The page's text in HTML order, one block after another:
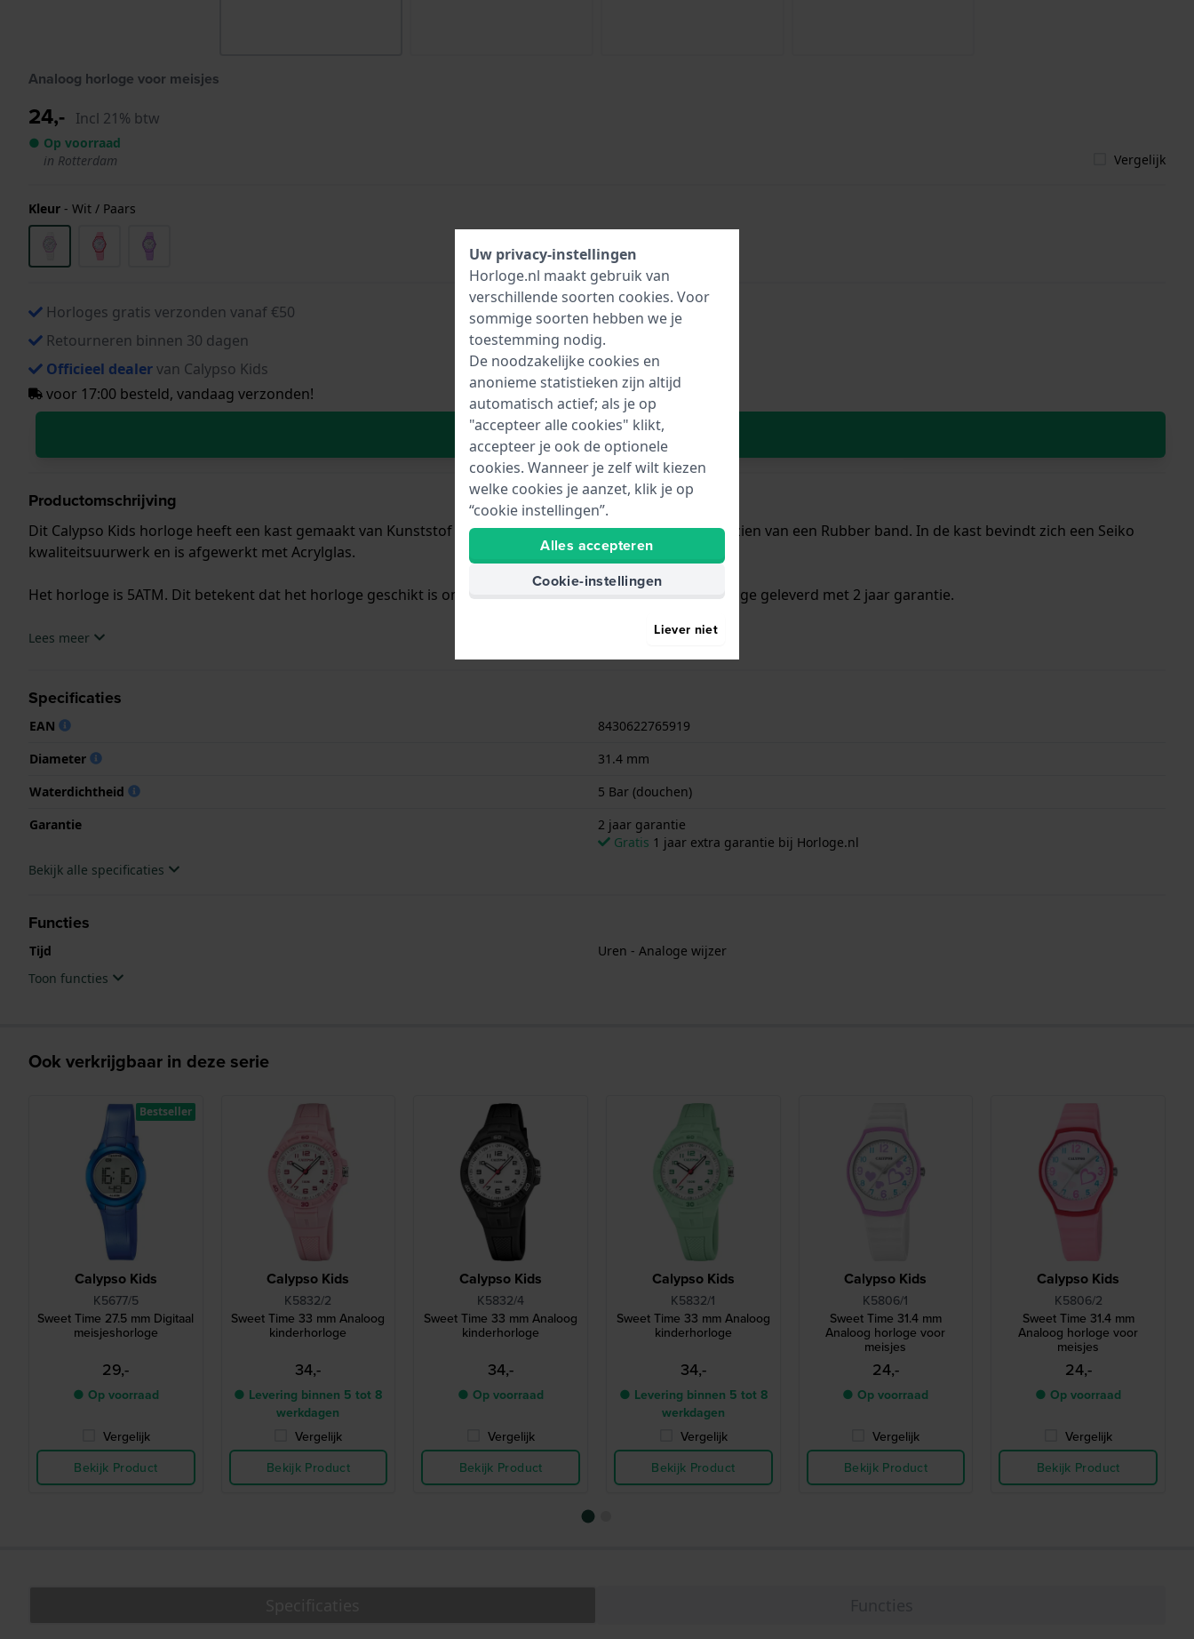
Analoog horloge voor meisjes
24,- Incl 21% btw
● Op voorraad
in Rotterdam
Vergelijk
Kleur - Wit / Paars
Horloges gratis verzonden vanaf €50
Retourneren binnen 30 dagen
Officieel dealervan Calypso Kids
voor 17:00 besteld, vandaag verzonden!
In Winkelwagen
Productomschrijving
Dit Calypso Kids horloge heeft een kast gemaakt van Kunststof met een diameter van 31.4 mm en is voorzien van een Rubber band. In de kast bevindt zich een Seiko
kwaliteitsuurwerk en is afgewerkt met Acrylglas.
Het horloge is 5ATM. Dit betekent dat het horloge geschikt is om mee te douchen. Verder wordt het horloge geleverd met 2 jaar garantie.
.Lees meer
Specificaties
EAN
8430622765919
Diameter
31.4 mm
Waterdichtheid
5 Bar (douchen)
Garantie
2 jaar garantie
Gratis 1 jaar extra garantie bij Horloge.nl
Bekijk alle specificaties
Functies
Tijd
Uren - Analoge wijzer
Toon functies
Ook verkrijgbaar in deze serie
Calypso Kids
K5677/5
Sweet Time 27.5 mm Digitaal
meisjeshorloge
29,-
● Op voorraad
Vergelijk
Bekijk Product
Bestseller
Calypso Kids
K5832/2
Sweet Time 33 mm Analoog
kinderhorloge
34,-
● Levering binnen 5 tot 8
werkdagen
Vergelijk
Bekijk Product
Calypso Kids
K5832/4
Sweet Time 33 mm Analoog
kinderhorloge
34,-
● Op voorraad
Vergelijk
Bekijk Product
Calypso Kids
K5832/1
Sweet Time 33 mm Analoog
kinderhorloge
34,-
● Levering binnen 5 tot 8
werkdagen
Vergelijk
Bekijk Product
Calypso Kids
K5806/1
Sweet Time 31.4 mm
Analoog horloge voor
meisjes
24,-
● Op voorraad
Vergelijk
Bekijk Product
Calypso Kids
K5806/2
Sweet Time 31.4 mm
Analoog horloge voor
meisjes
24,-
● Op voorraad
Vergelijk
Bekijk Product
Uw privacy-instellingen
Horloge.nl maakt gebruik van
verschillende soorten cookies. Voor
sommige soorten hebben we je
toestemming nodig.
De noodzakelijke cookies en
anonieme statistieken zijn altijd
automatisch actief; als je op
"accepteer alle cookies" klikt,
accepteer je ook de optionele
cookies. Wanneer je zelf wilt kiezen
welke cookies je aanzet, klik je op
“cookie instellingen”.
Alles accepteren
Cookie-instellingen
Liever niet